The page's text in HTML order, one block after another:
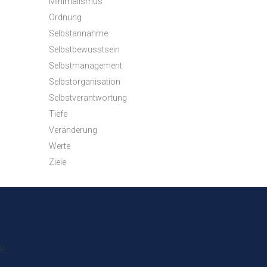
Ordnung
Selbstannahme
Selbstbewusstsein
Selbstmanagement
Selbstorganisation
Selbstverantwortung
Tiefe
Veränderung
Werte
Ziele